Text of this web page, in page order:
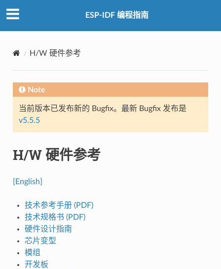
ESP-IDF 编程指南
H/W 硬件参考
Note
当前版本已发布新的 Bugfix。最新 Bugfix 发布是
v5.5.5
H/W 硬件参考
[English]
技术参考手册 (PDF)
技术规格书 (PDF)
硬件设计指南
芯片变型
模组
开发板